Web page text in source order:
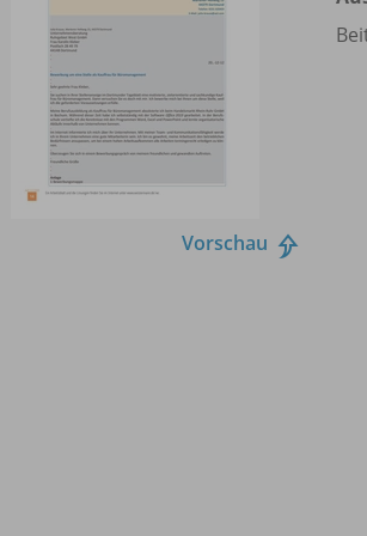
Vorschau